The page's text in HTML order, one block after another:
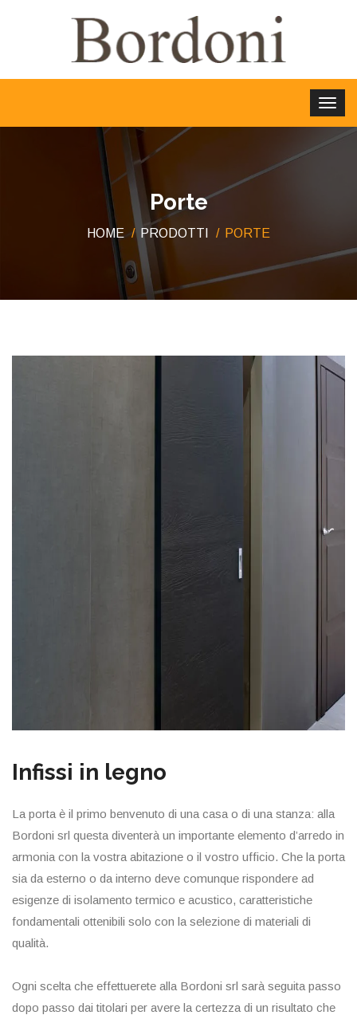
Porte
HOME PRODOTTI PORTE
Infissi in legno
La porta è il primo benvenuto di una casa o di una stanza: alla
Bordoni srl questa diventerà un importante elemento d’arredo in
armonia con la vostra abitazione o il vostro ufficio. Che la porta
sia da esterno o da interno deve comunque rispondere ad
esigenze di isolamento termico e acustico, caratteristiche
fondamentali ottenibili solo con la selezione di materiali di
qualità.
Ogni scelta che effettuerete alla Bordoni srl sarà seguita passo
dopo passo dai titolari per avere la certezza di un risultato che